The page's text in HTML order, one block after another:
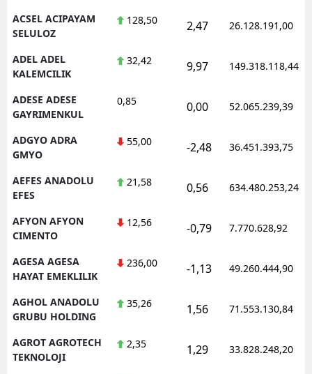
ACSEL ACIPAYAM
SELULOZ
128,50 2,47 26.128.191,00
ADEL ADEL
KALEMCILIK
32,42 9,97 149.318.118,44
ADESE ADESE
GAYRIMENKUL
0,85 0,00 52.065.239,39
ADGYO ADRA
GMYO
55,00 -2,48 36.451.393,75
AEFES ANADOLU
EFES
21,58 0,56 634.480.253,24
AFYON AFYON
CIMENTO
12,56 -0,79 7.770.628,92
AGESA AGESA
HAYAT EMEKLILIK
236,00 -1,13 49.260.444,90
AGHOL ANADOLU
GRUBU HOLDING
35,26 1,56 71.553.130,84
AGROT AGROTECH
TEKNOLOJI
2,35 1,29 33.828.248,20